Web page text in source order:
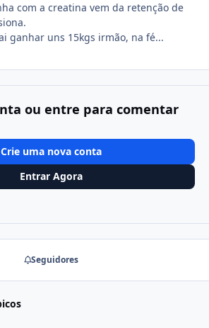
com a creatina vem da retenção de
ganhar uns 15kgs irmão, na fé...
ou entre para comentar
Crie uma nova conta
Entrar Agora
Seguidores